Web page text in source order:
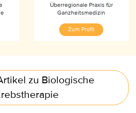
Überregionale Praxis für
Ganzheitsmedizin
Zum Profil
zu Biologische